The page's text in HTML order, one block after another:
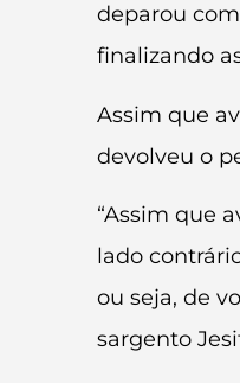
deparou
finalizando
Assim que
devolveu o
“Assim que
lado
ou seja, de
sargento